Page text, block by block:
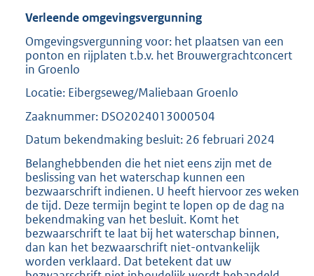
2
0
9
Verleende omgevingsvergunning
Omgevingsvergunning voor: het plaatsen van een
ponton en rijplaten t.b.v. het Brouwergrachtconcert
in Groenlo
Locatie: Eibergseweg/Maliebaan Groenlo
Zaaknummer: DSO2024013000504
Datum bekendmaking besluit: 26 februari 2024
Belanghebbenden die het niet eens zijn met de
beslissing van het waterschap kunnen een
bezwaarschrift indienen. U heeft hiervoor zes weken
de tijd. Deze termijn begint te lopen op de dag na
bekendmaking van het besluit. Komt het
bezwaarschrift te laat bij het waterschap binnen,
dan kan het bezwaarschrift niet-ontvankelijk
worden verklaard. Dat betekent dat uw